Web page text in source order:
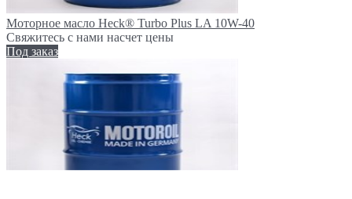
Моторное масло Heck® Turbo Plus LA 10W-40
Свяжитесь с нами насчет цены
Под заказ